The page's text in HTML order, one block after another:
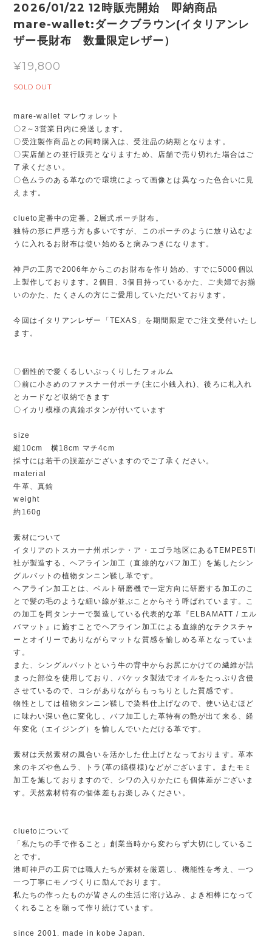
2026/01/22 12時販売開始 即納商品
mare-wallet:ダークブラウン(イタリアンレ
ザー長財布 数量限定レザー）
¥19,800
SOLD OUT
mare-wallet マレウォレット
〇2～3営業日内に発送します。
〇受注製作商品との同時購入は、受注品の納期となります。
〇実店舗との並行販売となりますため、店舗で売り切れた場合はご
了承ください。
〇色ムラのある革なので環境によって画像とは異なった色合いに見
えます。
clueto定番中の定番。2層式ポーチ財布。
独特の形に戸惑う方も多いですが、このポーチのように放り込むよ
うに入れるお財布は使い始めると病みつきになります。
神戸の工房で2006年からこのお財布を作り始め、すでに5000個以
上製作しております。2個目、3個目持っているかた、ご夫婦でお揃
いのかた、たくさんの方にご愛用していただいております。
今回はイタリアンレザー「TEXAS」を期間限定でご注文受付いたし
ます。
〇個性的で愛くるしいぷっくりしたフォルム
〇前に小さめのファスナー付ポーチ(主に小銭入れ)、後ろに札入れ
とカードなど収納できます
〇イカリ模様の真鍮ボタンが付いています
size
縦10cm 横18cm マチ4cm
採寸には若干の誤差がございますのでご了承ください。
material
牛革、真鍮
weight
約160g
素材について
イタリアのトスカーナ州ポンテ・ア・エゴラ地区にあるTEMPESTI
社が製造する、ヘアライン加工（直線的なバフ加工）を施したシン
グルバットの植物タンニン鞣し革です。
ヘアライン加工とは、ベルト研磨機で一定方向に研磨する加工のこ
とで髪の毛のような細い線が並ぶことからそう呼ばれています。こ
の加工を同タンナーで製造している代表的な革『ELBAMATT / エル
バマット』に施すことでヘアライン加工による直線的なテクスチャ
ーとオイリーでありながらマットな質感を愉しめる革となっていま
す。
また、シングルバットという牛の背中からお尻にかけての繊維が詰
まった部位を使用しており、バケッタ製法でオイルをたっぷり含侵
させているので、コシがありながらもっちりとした質感です。
物性としては植物タンニン鞣しで染料仕上げなので、使い込むほど
に味わい深い色に変化し、バフ加工した革特有の艶が出て来る、経
年変化（エイジング）を愉しんでいただける革です。
素材は天然素材の風合いを活かした仕上げとなっております。革本
来のキズや色ムラ、トラ(革の縞模様)などがございます。またモミ
加工を施しておりますので、シワの入りかたにも個体差がございま
す。天然素材特有の個体差もお楽しみください。
cluetoについて
「私たちの手で作ること」創業当時から変わらず大切にしているこ
とです。
港町神戸の工房では職人たちが素材を厳選し、機能性を考え、一つ
一つ丁寧にモノづくりに励んでおります。
私たちの作ったものが皆さんの生活に溶け込み、よき相棒になって
くれることを願って作り続けています。
since 2001. made in kobe Japan.